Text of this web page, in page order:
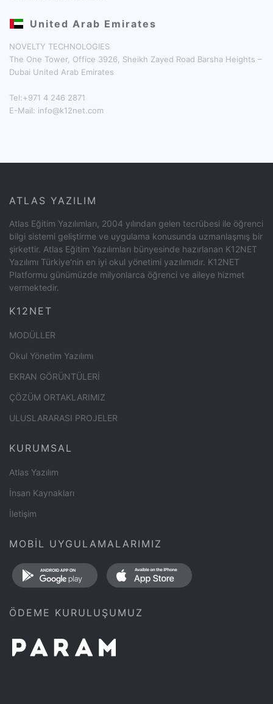
United Arab Emirates
NOVELTY TECHNOLOGIES
The One Tower, Office 3926, Sheikh Zayed Road Barsha Heights –
Dubai United Arab Emirates
Tel:+971 4 246 2871
E-Mail: info@k12net.com
ATLAS YAZILIM
Atlas Eğitim Yazılımları, 2004 yılından gelen tecrübesi ile öğrenci
bilgi sistemi geliştirme ve uygulama konusunda uzmanlaşmış bir
şirkettir. Atlas Eğitim Yazılımları bünyesinde hazırlanan K12NET
Yazılımı Türkiye'nin en iyi okul yönetimi yazılımıdır. K12NET
Platformu günümüzde milyonlarca öğrenci ve aileye hizmet
vermektedir.
K12NET
MODÜLLER
Okul Yönetim Yazılımı
EKRAN GÖRÜNTÜLERİ
ÇÖZÜM ORTAKLARIMIZ
ULUSLARARASI PROJELER
KURUMSAL
Atlas Yazılım
İnsan Kaynakları
İletişim
MOBİL UYGULAMALARIMIZ
ÖDEME KURULUŞUMUZ